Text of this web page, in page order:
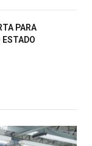
PARA
ESTADO